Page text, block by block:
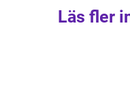
Läs fler